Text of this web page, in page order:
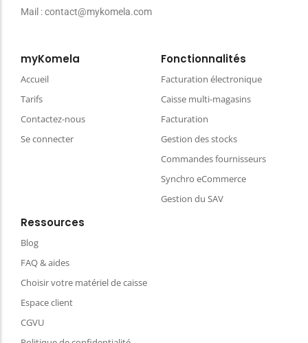
Mail : contact@mykomela.com
myKomela
Accueil
Tarifs
Contactez-nous
Se connecter
Fonctionnalités
Facturation électronique
Caisse multi-magasins
Facturation
Gestion des stocks
Commandes fournisseurs
Synchro eCommerce
Gestion du SAV
Ressources
Blog
FAQ & aides
Choisir votre matériel de caisse
Espace client
CGVU